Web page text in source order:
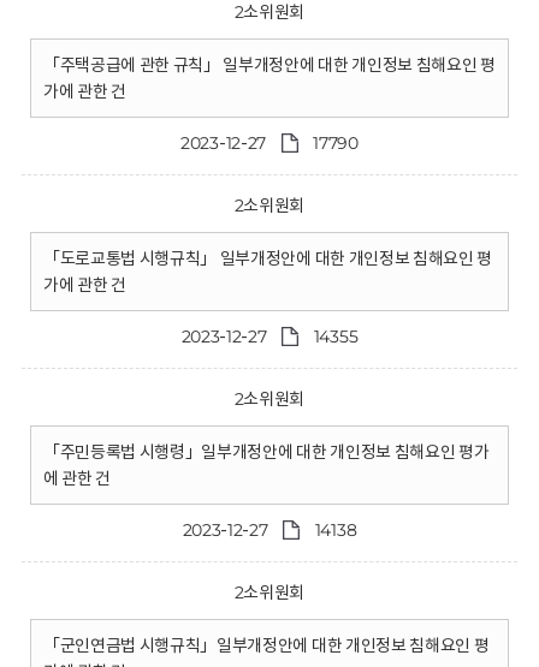
2소위원회
「주택공급에 관한 규칙」 일부개정안에 대한 개인정보 침해요인 평
가에 관한 건
2023-12-27 17790
2소위원회
「도로교통법 시행규칙」 일부개정안에 대한 개인정보 침해요인 평
가에 관한 건
2023-12-27 14355
2소위원회
「주민등록법 시행령」일부개정안에 대한 개인정보 침해요인 평가
에 관한 건
2023-12-27 14138
2소위원회
「군인연금법 시행규칙」일부개정안에 대한 개인정보 침해요인 평